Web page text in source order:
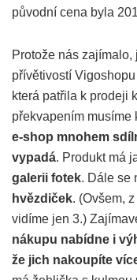
původní cena byla
Protože nás
přívětivostí
která patřila k prodeji
překvapením musíme
e-shop mnohem
vypadá. Produkt má
galerii fotek. Dále se
hvězdiček. (Ovšem,
vidíme jen 3.)
nákupu nabídne i
že jich nakoupíte